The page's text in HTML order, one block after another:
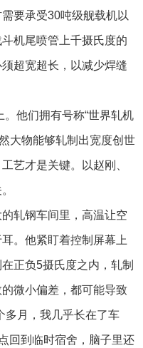
要承受30吨级舰载机以
机尾喷管上千摄氏度的
超宽超长，以减少焊缝
他们拥有号称“世界轧机
大物能够轧制出宽度创世
艺才是关键。以赵刚、
轧钢车间里，高温让空
。他紧盯着控制屏幕上
正负5摄氏度之内，轧制
微小偏差，都可能导致
多月，我几乎长在了车
回到临时宿舍，脑子里还